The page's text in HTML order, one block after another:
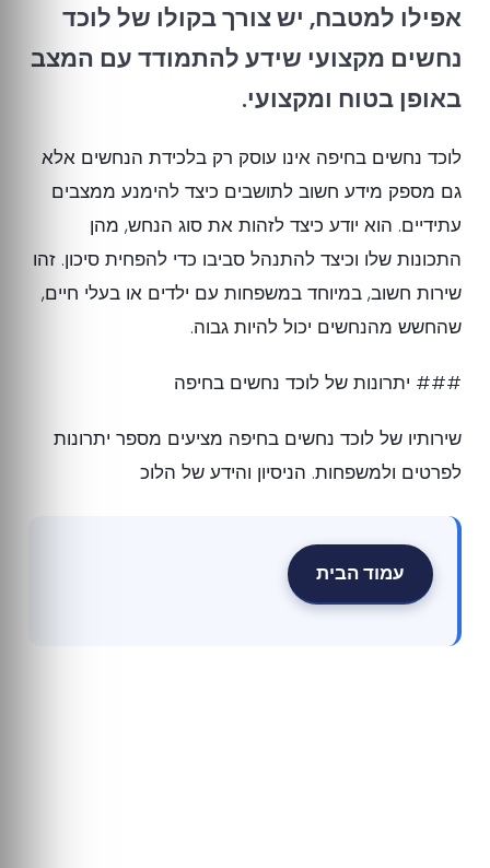
אפילו למטבח, יש צורך בקולו של לוכד
נחשים מקצועי שידע להתמודד עם המצב
באופן בטוח ומקצועי.
לוכד נחשים בחיפה אינו עוסק רק בלכידת הנחשים אלא
גם מספק מידע חשוב לתושבים כיצד להימנע ממצבים
עתידיים. הוא יודע כיצד לזהות את סוג הנחש, מהן
התכונות שלו וכיצד להתנהל סביבו כדי להפחית סיכון. זהו
שירות חשוב, במיוחד במשפחות עם ילדים או בעלי חיים,
שהחשש מהנחשים יכול להיות גבוה.
### יתרונות של לוכד נחשים בחיפה
שירותיו של לוכד נחשים בחיפה מציעים מספר יתרונות
לפרטים ולמשפחות. הניסיון והידע של הלוכ
עמוד הבית